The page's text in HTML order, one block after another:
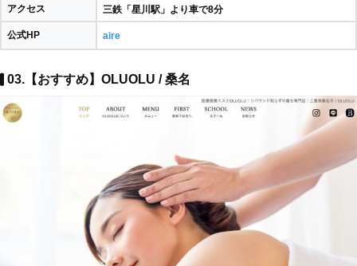
アクセス 三鉄「星川駅」より車で8分
公式HP aire
03.【おすすめ】OLUOLU / 桑名